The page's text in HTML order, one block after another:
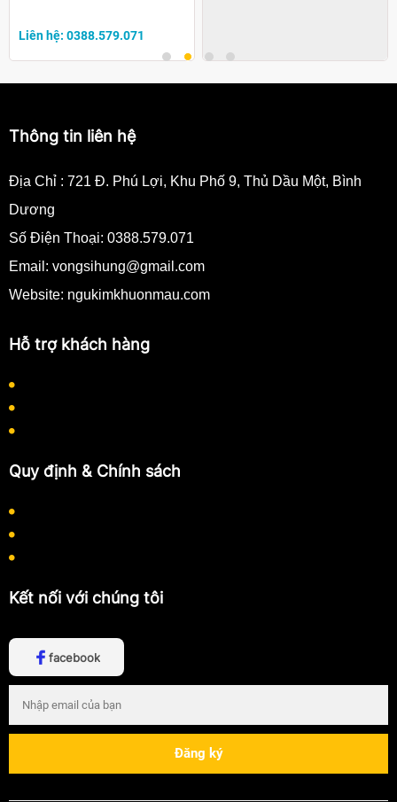
Liên hệ: 0388.579.071
Thông tin liên hệ
Địa Chỉ : 721 Đ. Phú Lợi, Khu Phố 9, Thủ Dầu Một, Bình
Dương
Số Điện Thoại: 0388.579.071
Email: vongsihung@gmail.com
Website: ngukimkhuonmau.com
Hỗ trợ khách hàng
Quy định & Chính sách
Kết nối với chúng tôi
facebook